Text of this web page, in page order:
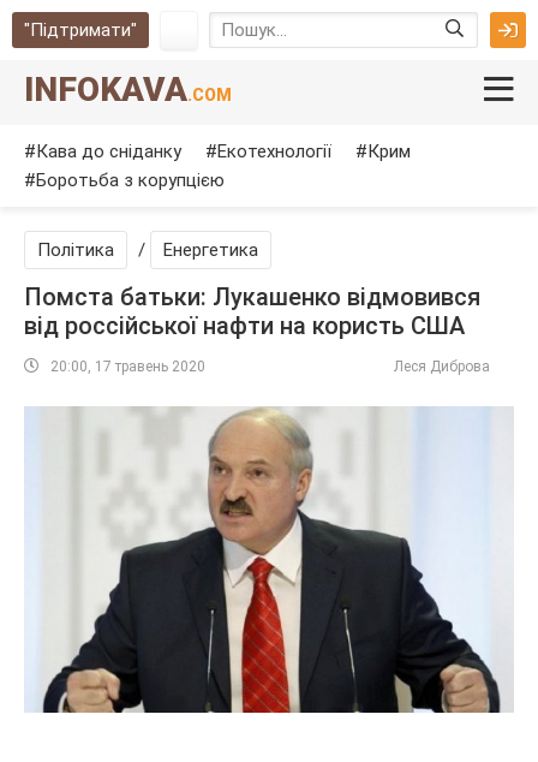
"Підтримати"
INFOKAVA.COM
Кава до сніданку Екотехнології
Крим
Боротьба з корупцією
Політика / Енергетика
Помста батьки: Лукашенко відмовився
від россійської нафти на користь США
20:00, 17 травень 2020 Леся Диброва